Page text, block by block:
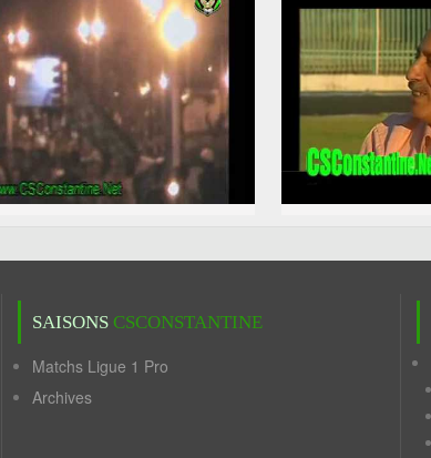
SAISONS CSCONSTANTINE
Matchs Ligue 1 Pro
Archives